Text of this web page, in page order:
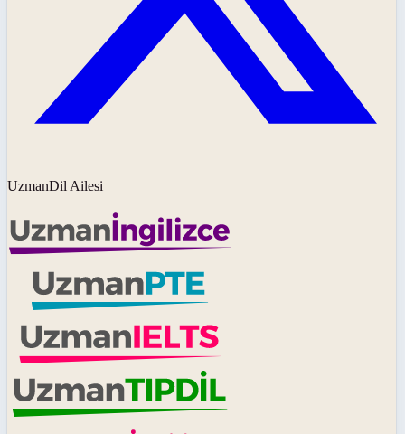
UzmanDil Ailesi